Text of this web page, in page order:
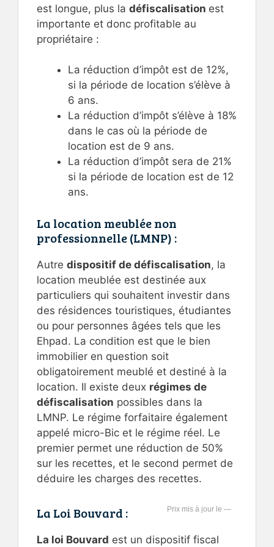
est longue, plus la défiscalisation est
importante et donc profitable au
propriétaire :
La réduction d’impôt est de 12%,
si la période de location s’élève à
6 ans.
La réduction d’impôt s’élève à 18%
dans le cas où la période de
location est de 9 ans.
La réduction d’impôt sera de 21%
si la période de location est de 12
ans.
La location meublée non
professionnelle (LMNP) :
Autre dispositif de défiscalisation, la
location meublée est destinée aux
particuliers qui souhaitent investir dans
des résidences touristiques, étudiantes
ou pour personnes âgées tels que les
Ehpad. La condition est que le bien
immobilier en question soit
obligatoirement meublé et destiné à la
location. Il existe deux régimes de
défiscalisation possibles dans la
LMNP. Le régime forfaitaire également
appelé micro-Bic et le régime réel. Le
premier permet une réduction de 50%
sur les recettes, et le second permet de
déduire les charges des recettes.
—
La Loi Bouvard :
La loi Bouvard est un dispositif fiscal